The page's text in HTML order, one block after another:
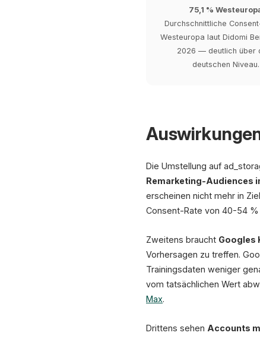
75,1 %
Durchschnittliche
Westeuropa laut Didomi
2026 — deutlich über
deutschen Niveau.
Die Umstellung auf
Remarketing-Audiences
erscheinen nicht mehr in
Consent-Rate von 40-54
Zweitens braucht Googles
Vorhersagen zu treffen.
Trainingsdaten weniger
vom tatsächlichen Wert
Max.
Drittens sehen Accounts